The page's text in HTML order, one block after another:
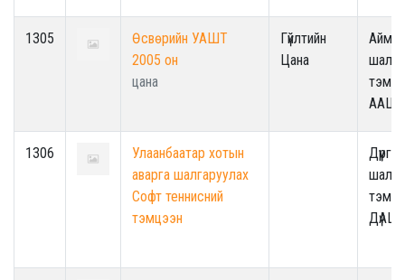
1305
Өсвөрийн УАШТ
2005 он
цана
Гүйлтийн
Цана
ААШТ
1306
Улаанбаатар хотын
аварга шалгаруулах
Софт теннисний
тэмцээн